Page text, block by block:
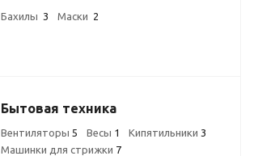
Бахилы 3 Маски 2
Бытовая техника
Вентиляторы 5 Весы 1 Кипятильники 3
Машинки для стрижки 7